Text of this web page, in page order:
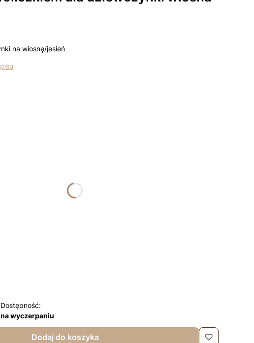
na wiosnę/jesień
Dostępność:
na wyczerpaniu
Dodaj do koszyka